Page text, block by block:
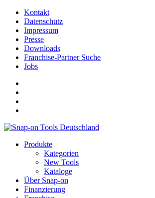
Kontakt
Datenschutz
Impressum
Presse
Downloads
Franchise-Partner Suche
Jobs
Produkte
Kategorien
New Tools
Kataloge
Über Snap-on
Finanzierung